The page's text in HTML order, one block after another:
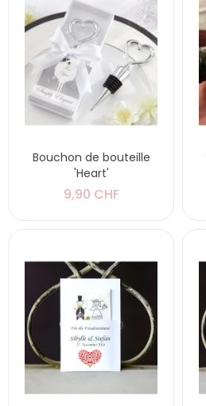
Bouchon de bouteille
'Heart'
9,90 CHF